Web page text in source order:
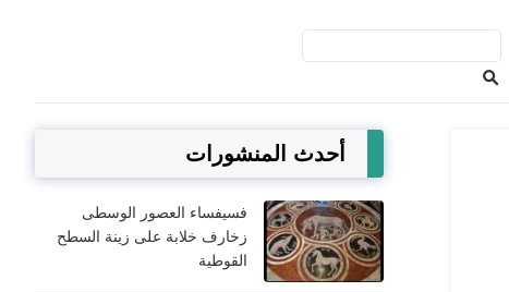
أحدث المنشورات
فسيفساء العصور الوسطى
زخارف خلابة على زينة السطح
القوطية